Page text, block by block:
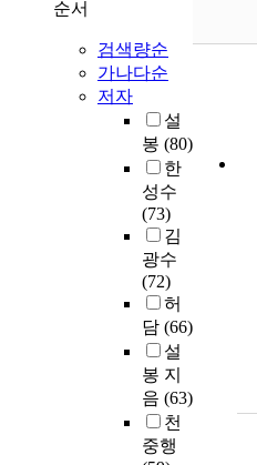
순서
검색량순
가나다순
저자
설
봉 (80)
한
성수
(73)
김
광수
(72)
허
담 (66)
설
봉 지
음 (63)
천
중행